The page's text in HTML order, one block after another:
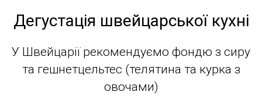
Дегустація швейцарської кухні
У Швейцарії рекомендуємо фондю з сиру
та гешнетцельтес (телятина та курка з
овочами)